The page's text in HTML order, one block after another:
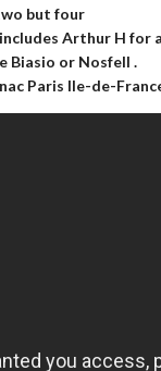
but four
Arthur H for
Biasio or Nosfell .
Paris Ile-de-